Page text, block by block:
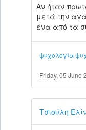
Αν ήταν
μετά την
ένα από τα
ψυχολογία
Friday, 05 June
Τσιούλη